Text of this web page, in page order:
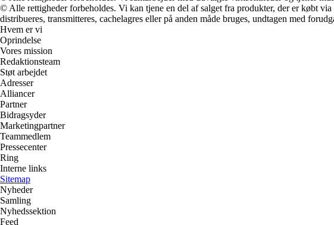
© Alle rettigheder forbeholdes. Vi kan tjene en del af salget fra produkter, der er købt
distribueres, transmitteres, cachelagres eller på anden måde bruges, undtagen med
Hvem er vi
Oprindelse
Vores mission
Redaktionsteam
Støt arbejdet
Adresser
Alliancer
Partner
Bidragsyder
Marketingpartner
Teammedlem
Pressecenter
Ring
Interne links
Sitemap
Nyheder
Samling
Nyhedssektion
Feed